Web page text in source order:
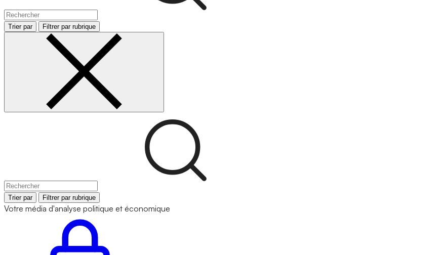
Trier par Filtrer par rubrique
Trier par Filtrer par rubrique
Votre média d'analyse politique et économique